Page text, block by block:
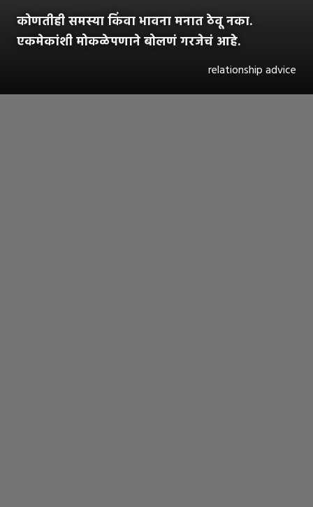
कोणतीही समस्या किंवा भावना मनात ठेवू नका.
एकमेकांशी मोकळेपणाने बोलणं गरजेचं आहे.
relationship advice